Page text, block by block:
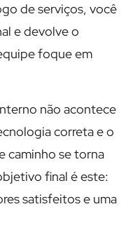
de serviços, você
e devolve o
foque em
não acontece
correta e o
caminho se torna
final é este:
satisfeitos e uma